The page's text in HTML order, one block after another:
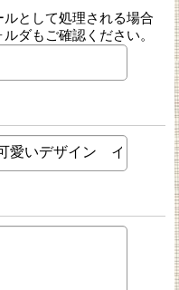
として処理される場合
ダもご確認ください。